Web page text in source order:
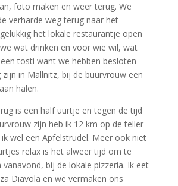
foto maken en weer terug. We
verharde weg terug naar het
het lokale restaurantje open
wat drinken en voor wie wil, wat
tosti want we hebben besloten
in Mallnitz, bij de buurvrouw een
halen.
is een half uurtje en tegen de tijd
zijn heb ik 12 km op de teller
wel een Apfelstrudel. Meer ook niet
relax is het alweer tijd om te
vanavond, bij de lokale pizzeria. Ik eet
Diavola en we vermaken ons